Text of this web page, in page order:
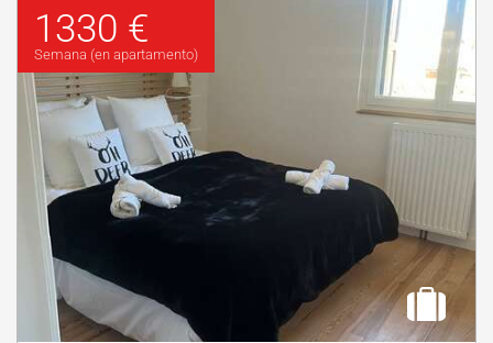
1330 €
Semana (en apartamento)